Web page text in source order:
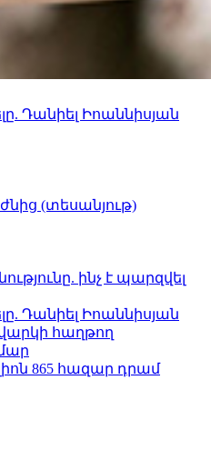
Դանիել Իոաննիսյան
(տեսանյութ)
ինչ է պարզվել
Դանիել Իոաննիսյան
հաղթող
865 հազար դրամ